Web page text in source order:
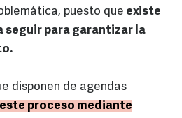
puesto que existe
seguir para garantizar la
disponen de agendas
proceso mediante